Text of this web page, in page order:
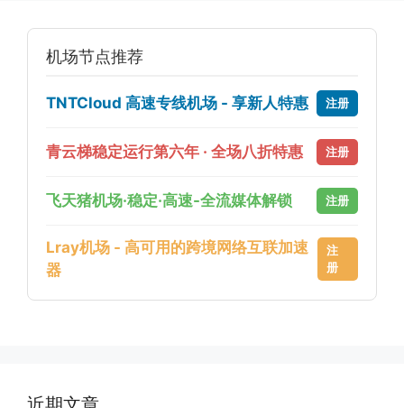
机场节点推荐
TNTCloud 高速专线机场 - 享新人特惠 注册
青云梯稳定运行第六年 · 全场八折特惠 注册
飞天猪机场·稳定·高速-全流媒体解锁 注册
Lray机场 - 高可用的跨境网络互联加速
器
注
册